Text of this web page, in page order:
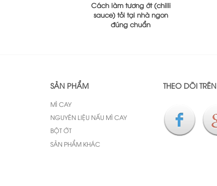
Cách làm tương ớt (chilli
sauce) tỏi tại nhà ngon
đúng chuẩn
SẢN PHẨM
MÌ CAY
NGUYÊN LIỆU NẤU MÌ CAY
BỘT ỚT
SẢN PHẨM KHÁC
THEO DÕI TRÊN